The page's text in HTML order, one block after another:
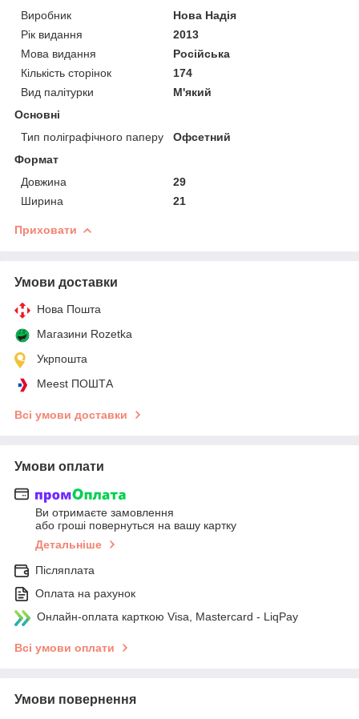
Виробник
Нова Надія
Рік видання
2013
Мова видання
Російська
Кількість сторінок
174
Вид палітурки
М'який
Основні
Тип поліграфічного паперу
Офсетний
Формат
Довжина
29
Ширина
21
Приховати
Умови доставки
Нова Пошта
Магазини Rozetka
Укрпошта
Meest ПОШТА
Всі умови доставки
Умови оплати
Ви отримаєте замовлення
або гроші повернуться на вашу картку
Детальніше
Післяплата
Оплата на рахунок
Онлайн-оплата карткою Visa, Mastercard - LiqPay
Всі умови оплати
Умови повернення